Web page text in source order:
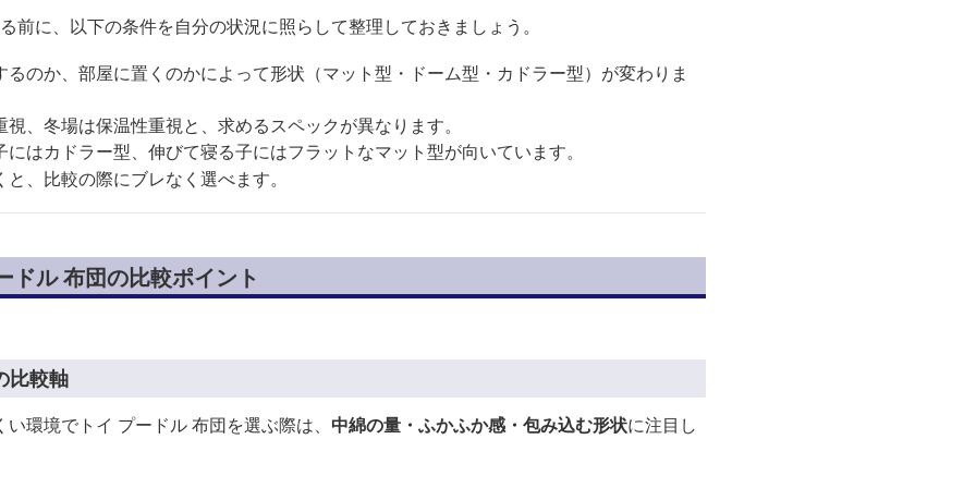
前に、以下の条件を自分の状況に照らして整理しておきましょう。
るのか、部屋に置くのかによって形状（マット型・ドーム型・カドラー型）が変わりま
、冬場は保温性重視と、求めるスペックが異なります。
はカドラー型、伸びて寝る子にはフラットなマット型が向いています。
、比較の際にブレなく選べます。
ドル 布団の比較ポイント
比較軸
環境でトイ プードル 布団を選ぶ際は、 中綿の量・ふかふか感・包み込む形状に注目し